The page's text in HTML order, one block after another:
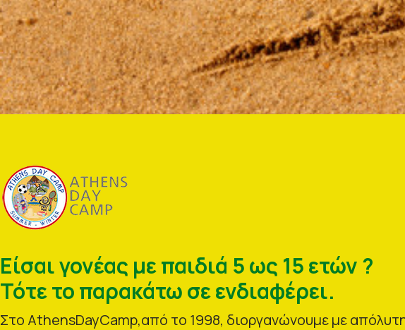
Είσαι γονέας με παιδιά 5 ως 15 ετών ?
Τότε το παρακάτω σε ενδιαφέρει.
Στο AthensDayCamp,από το 1998, διοργανώνουμε με